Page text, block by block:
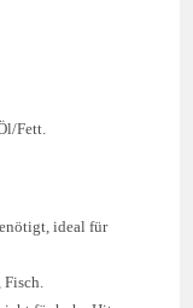
Fett.
ideal für
Fisch.